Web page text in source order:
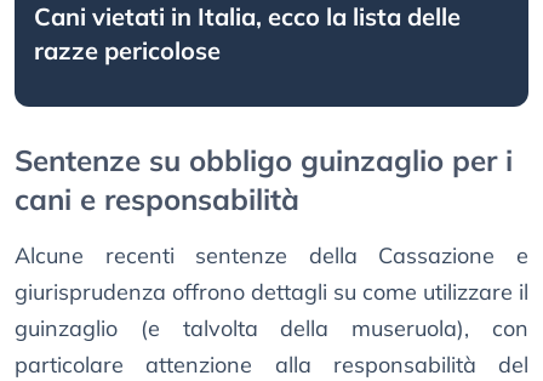
Cani vietati in Italia, ecco la lista delle
razze pericolose
Sentenze su obbligo guinzaglio per i
cani e responsabilità
Alcune recenti sentenze della Cassazione e
giurisprudenza offrono dettagli su come utilizzare il
guinzaglio (e talvolta della museruola), con
particolare attenzione alla responsabilità del